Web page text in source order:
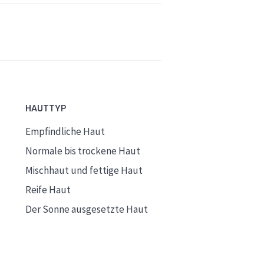
HAUTTYP
Empfindliche Haut
Normale bis trockene Haut
Mischhaut und fettige Haut
Reife Haut
Der Sonne ausgesetzte Haut